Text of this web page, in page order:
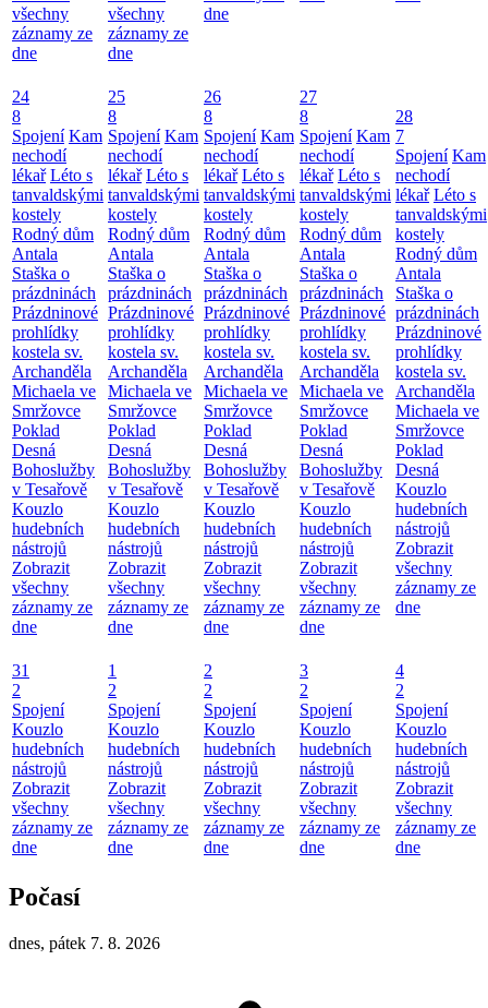
všechny
záznamy ze
dne
všechny
záznamy ze
dne
dne
24
8
Spojení Kam
nechodí
lékař Léto s
tanvaldskými
kostely
Rodný dům
Antala
Staška o
prázdninách
Prázdninové
prohlídky
kostela sv.
Archanděla
Michaela ve
Smržovce
Poklad
Desná
Bohoslužby
v Tesařově
Kouzlo
hudebních
nástrojů
Zobrazit
všechny
záznamy ze
dne
25
8
Spojení Kam
nechodí
lékař Léto s
tanvaldskými
kostely
Rodný dům
Antala
Staška o
prázdninách
Prázdninové
prohlídky
kostela sv.
Archanděla
Michaela ve
Smržovce
Poklad
Desná
Bohoslužby
v Tesařově
Kouzlo
hudebních
nástrojů
Zobrazit
všechny
záznamy ze
dne
26
8
Spojení Kam
nechodí
lékař Léto s
tanvaldskými
kostely
Rodný dům
Antala
Staška o
prázdninách
Prázdninové
prohlídky
kostela sv.
Archanděla
Michaela ve
Smržovce
Poklad
Desná
Bohoslužby
v Tesařově
Kouzlo
hudebních
nástrojů
Zobrazit
všechny
záznamy ze
dne
27
8
Spojení Kam
nechodí
lékař Léto s
tanvaldskými
kostely
Rodný dům
Antala
Staška o
prázdninách
Prázdninové
prohlídky
kostela sv.
Archanděla
Michaela ve
Smržovce
Poklad
Desná
Bohoslužby
v Tesařově
Kouzlo
hudebních
nástrojů
Zobrazit
všechny
záznamy ze
dne
28
7
Spojení Kam
nechodí
lékař Léto s
tanvaldskými
kostely
Rodný dům
Antala
Staška o
prázdninách
Prázdninové
prohlídky
kostela sv.
Archanděla
Michaela ve
Smržovce
Poklad
Desná
Kouzlo
hudebních
nástrojů
Zobrazit
všechny
záznamy ze
dne
31
2
Spojení
Kouzlo
hudebních
nástrojů
Zobrazit
všechny
záznamy ze
dne
1
2
Spojení
Kouzlo
hudebních
nástrojů
Zobrazit
všechny
záznamy ze
dne
2
2
Spojení
Kouzlo
hudebních
nástrojů
Zobrazit
všechny
záznamy ze
dne
3
2
Spojení
Kouzlo
hudebních
nástrojů
Zobrazit
všechny
záznamy ze
dne
4
2
Spojení
Kouzlo
hudebních
nástrojů
Zobrazit
všechny
záznamy ze
dne
Počasí
dnes, pátek 7. 8. 2026